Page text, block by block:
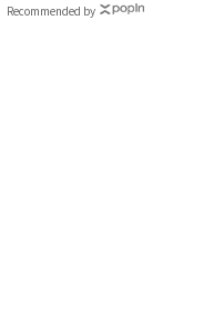
Recommended by